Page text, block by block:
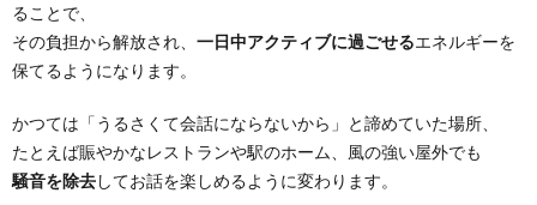
ることで、
その負担から解放され、 一日中アクティブに過ごせるエネルギーを
保てるようになります。
かつては「うるさくて会話にならないから」と諦めていた場所、
たとえば賑やかなレストランや駅のホーム、風の強い屋外でも
騒音を除去してお話を楽しめるように変わります。